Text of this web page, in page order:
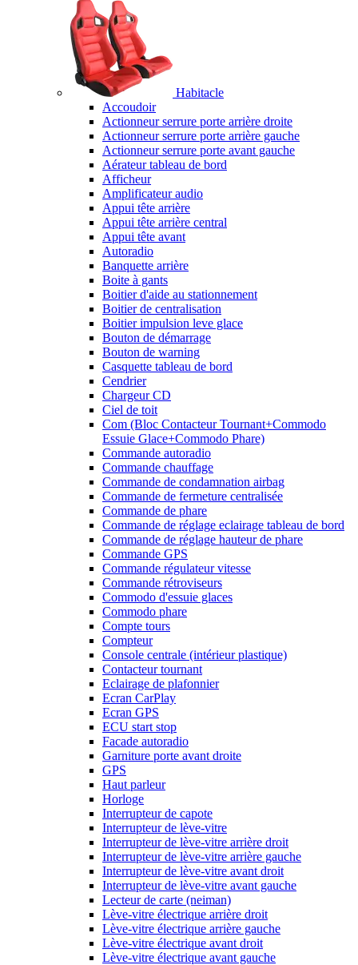
Habitacle
Accoudoir
Actionneur serrure porte arrière droite
Actionneur serrure porte arrière gauche
Actionneur serrure porte avant gauche
Aérateur tableau de bord
Afficheur
Amplificateur audio
Appui tête arrière
Appui tête arrière central
Appui tête avant
Autoradio
Banquette arrière
Boite à gants
Boitier d'aide au stationnement
Boitier de centralisation
Boitier impulsion leve glace
Bouton de démarrage
Bouton de warning
Casquette tableau de bord
Cendrier
Chargeur CD
Ciel de toit
Com (Bloc Contacteur Tournant+Commodo
Essuie Glace+Commodo Phare)
Commande autoradio
Commande chauffage
Commande de condamnation airbag
Commande de fermeture centralisée
Commande de phare
Commande de réglage eclairage tableau de bord
Commande de réglage hauteur de phare
Commande GPS
Commande régulateur vitesse
Commande rétroviseurs
Commodo d'essuie glaces
Commodo phare
Compte tours
Compteur
Console centrale (intérieur plastique)
Contacteur tournant
Eclairage de plafonnier
Ecran CarPlay
Ecran GPS
ECU start stop
Facade autoradio
Garniture porte avant droite
GPS
Haut parleur
Horloge
Interrupteur de capote
Interrupteur de lève-vitre
Interrupteur de lève-vitre arrière droit
Interrupteur de lève-vitre arrière gauche
Interrupteur de lève-vitre avant droit
Interrupteur de lève-vitre avant gauche
Lecteur de carte (neiman)
Lève-vitre électrique arrière droit
Lève-vitre électrique arrière gauche
Lève-vitre électrique avant droit
Lève-vitre électrique avant gauche